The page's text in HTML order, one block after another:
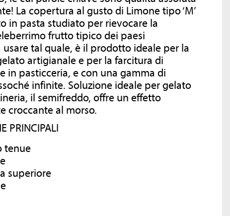
E CERTIFICAZIONI
Per dare sempre del nostro meglio ci
facciamo in tre: investiamo ogni anno
nella ricerca e sviluppo, lavoriamo
intensamente nel nostro laboratorio
di analisi sensoriale e crediamo
fermamente nell’importanza del
controllo qualità. Ma per noi qualità
vuol dire molto di più, ed è per questo
che ci siamo dotati di una Politica
VIDEO RICETTE
Una vera e propria fonte di ispirazione!
SCOPRI DI PIÙ
La copertura al gusto di Limone tipo ‘M’
in pasta studiato per rievocare la
frutto tipico dei paesi
tal quale, è il prodotto ideale per la
artigianale e per la farcitura di
in pasticceria, e con una gamma di
infinite. Soluzione ideale per gelato
il semifreddo, offre un effetto
croccante al morso.
PRINCIPALI
tenue
superiore